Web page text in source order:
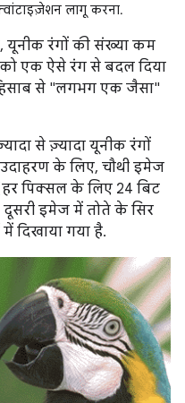
लागू करना.
यूनीक रंगों की संख्या कम
को एक ऐसे रंग से बदल दिया
से "लगभग एक जैसा"
से ज़्यादा यूनीक रंगों
के लिए, चौथी इमेज
पिक्सल के लिए 24 बिट
दूसरी इमेज में तोते के सिर
दिखाया गया है.